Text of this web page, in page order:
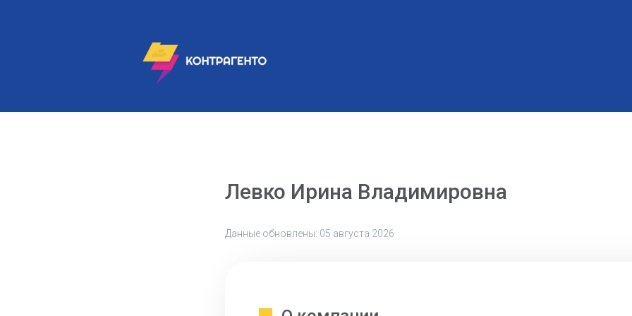
Левко Ирина Владимировна
Данные обновлены: 05 августа 2026